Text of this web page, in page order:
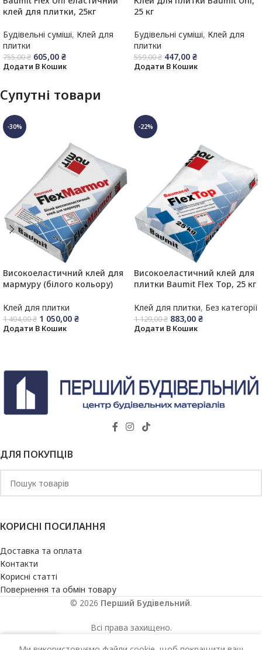
клей для плитки, 25кг
Будівельні суміші, Клей для
плитки
755,00₴ 605,00 ₴
Додати В Кошик
25 кг
Будівельні суміші, Клей для
плитки
559,00₴ 447,00 ₴
Додати В Кошик
Супутні товари
-30%
Високоеластичний клей для
мармуру (білого кольору)
Клей для плитки
1 494,00₴ 1 050,00 ₴
Додати В Кошик
-22%
Високоеластичний клей для
плитки Baumit Flex Top, 25 кг
Клей для плитки, Без категорії
1 129,00₴ 883,00 ₴
Додати В Кошик
ДЛЯ ПОКУПЦІВ
КОРИСНІ ПОСИЛАННЯ
Доставка та оплата
Контакти
Корисні статті
Повернення та обмін товару
© 2026 Перший Будівельний.
Всі права захищено.